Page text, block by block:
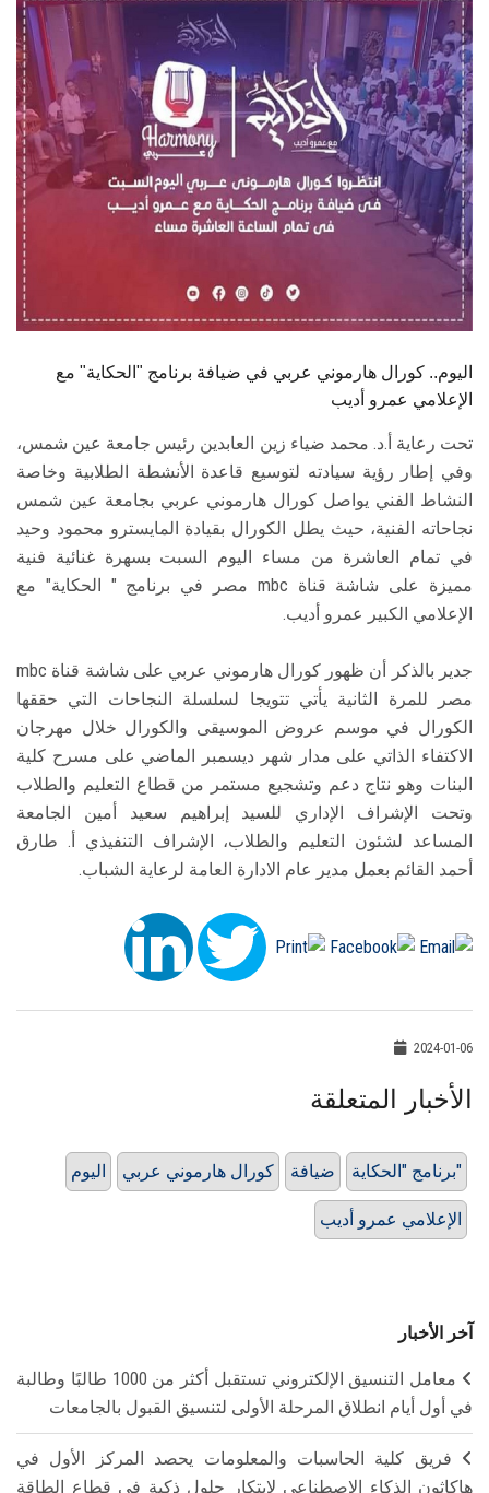
الطلاب
هيئة التدريس
الدراسات العليا
الخريجين
الموظفون
الزائـرون
اليوم.. كورال هارموني عربي في ضيافة برنامج "الحكاية" مع
الإعلامي عمرو أديب
تحت رعاية أ.د. محمد ضياء زين العابدين رئيس جامعة عين شمس،
وفي إطار رؤية سيادته لتوسيع قاعدة الأنشطة الطلابية وخاصة
النشاط الفني يواصل كورال هارموني عربي بجامعة عين شمس
نجاحاته الفنية، حيث يطل الكورال بقيادة المايسترو محمود وحيد
في تمام العاشرة من مساء اليوم السبت بسهرة غنائية فنية
مميزة على شاشة قناة mbc مصر في برنامج " الحكاية" مع
الإعلامي الكبير عمرو أديب.
جدير بالذكر أن ظهور كورال هارموني عربي على شاشة قناة mbc
مصر للمرة الثانية يأتي تتويجا لسلسلة النجاحات التي حققها
الكورال في موسم عروض الموسيقى والكورال خلال مهرجان
الاكتفاء الذاتي على مدار شهر ديسمبر الماضي على مسرح كلية
البنات وهو نتاج دعم وتشجيع مستمر من قطاع التعليم والطلاب
وتحت الإشراف الإداري للسيد إبراهيم سعيد أمين الجامعة
المساعد لشئون التعليم والطلاب، الإشراف التنفيذي أ. طارق
أحمد القائم بعمل مدير عام الادارة العامة لرعاية الشباب.
2024-01-06
الأخبار المتعلقة
اليوم كورال هارموني عربي ضيافة برنامج "الحكاية"
الإعلامي عمرو أديب
آخر الأخبار
معامل التنسيق الإلكتروني تستقبل أكثر من 1000 طالبًا وطالبة
في أول أيام انطلاق المرحلة الأولى لتنسيق القبول بالجامعات
فريق كلية الحاسبات والمعلومات يحصد المركز الأول في
هاكاثون الذكاء الاصطناعي لابتكار حلول ذكية في قطاع الطاقة